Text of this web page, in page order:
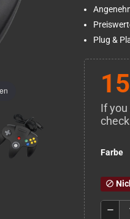
Plug &
If
Farbe
block
remove